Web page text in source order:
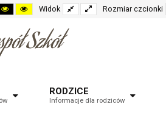
High
contrast
yellow
mode
High
contrast
black
mode
Widok
Fixed
layout
Wide
layout
Rozmiar czcionki
RODZICE
Informacje dla rodziców